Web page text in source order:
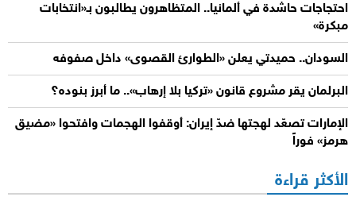
احتجاجات حاشدة في ألمانيا.. المتظاهرون يطالبون بـ«انتخابات
مبكرة»
السودان.. حميدتي يعلن «الطوارئ القصوى» داخل صفوفه
البرلمان يقر مشروع قانون «تركيا بلا إرهاب».. ما أبرز بنوده؟
الإمارات تصعّد لهجتها ضدّ إيران: أوقفوا الهجمات وافتحوا «مضيق
هرمز» فوراً
الأكثر قراءة